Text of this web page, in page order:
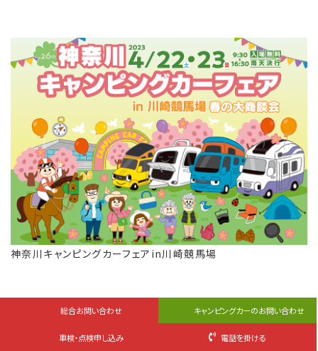
神奈川キャンピングカーフェアin川崎競馬場
四国キャンピングカーショー2023in岡
総合お問い合わせ キャンピングカーのお問い合わせ
車検・点検申し込み 電話を掛ける